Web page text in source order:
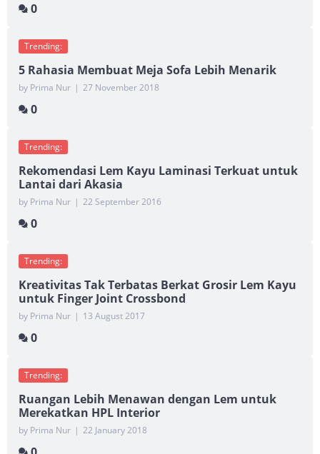
0
Trending:
5 Rahasia Membuat Meja Sofa Lebih Menarik
by Prima Nur | 27 November 2018
0
Trending:
Rekomendasi Lem Kayu Laminasi Terkuat untuk
Lantai dari Akasia
by Prima Nur | 22 September 2016
0
Trending:
Kreativitas Tak Terbatas Berkat Grosir Lem Kayu
untuk Finger Joint Crossbond
by Prima Nur | 13 August 2017
0
Trending:
Ruangan Lebih Menawan dengan Lem untuk
Merekatkan HPL Interior
by Prima Nur | 22 January 2018